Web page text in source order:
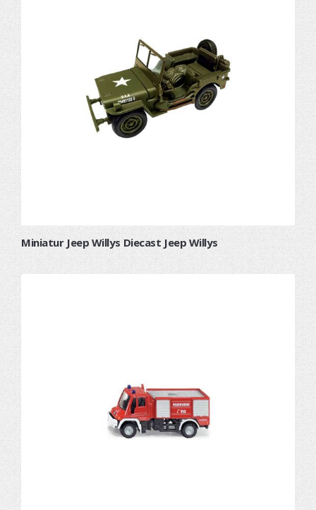
Miniatur Jeep Willys Diecast Jeep Willys